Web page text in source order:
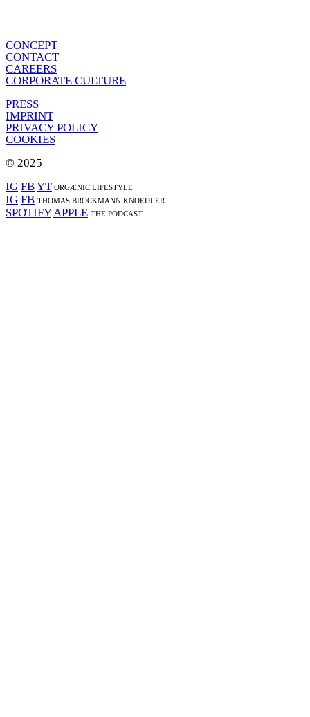
CONCEPT
CONTACT
CAREERS
CORPORATE CULTURE
PRESS
IMPRINT
PRIVACY POLICY
COOKIES
© 2025
IG FBYTORGÆNIC LIFESTYLE
IG FB THOMAS BROCKMANN KNOEDLER
SPOTIFYAPPLE THE PODCAST